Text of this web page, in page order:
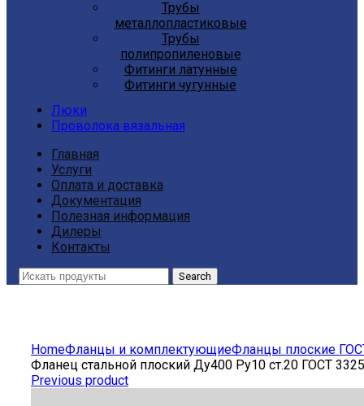
Трубы
металлопластиковые
Трубы
полипропиленовые
Фитинги латунные
Фитинги чугунные
Люки
Проволока вязальная
Главная
Услуги
Оплата и доставка
Документация
Полезная информация
Дилеры
Контакты
Search
HomeФланцы и комплектующиеФланцы плоские
Фланец стальной плоский Ду400 Ру10 ст.20 ГОСТ
Previous product